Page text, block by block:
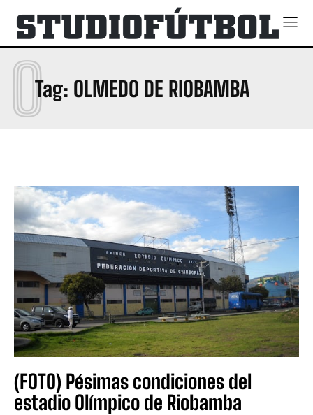
Tag: OLMEDO DE RIOBAMBA
O
(FOTO) Pésimas condiciones del
estadio Olímpico de Riobamba